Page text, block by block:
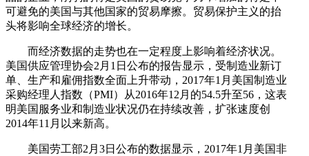
可避免的美国与其他国家的贸易摩擦。贸易保护主义的抬
头将影响全球经济的增长。
而经济数据的走势也在一定程度上影响着经济状况。
美国供应管理协会2月1日公布的报告显示，受制造业新订
单、生产和雇佣指数全面上升带动，2017年1月美国制造业
采购经理人指数（PMI）从2016年12月的54.5升至56，这表
明美国服务业和制造业状况仍在持续改善，扩张速度创
2014年11月以来新高。
美国劳工部2月3日公布的数据显示，2017年1月美国非